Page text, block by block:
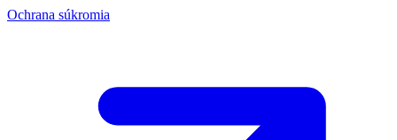
Ochrana súkromia